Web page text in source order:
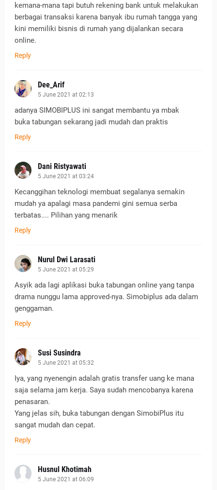
kemana-mana tapi butuh rekening bank untuk melakukan
berbagai transaksi karena banyak ibu rumah tangga yang
kini memiliki bisnis di rumah yang dijalankan secara
online.
Reply
Dee_Arif
5 June 2021 at 02:13
adanya SIMOBIPLUS ini sangat membantu ya mbak
buka tabungan sekarang jadi mudah dan praktis
Reply
Dani Ristyawati
5 June 2021 at 03:24
Kecanggihan teknologi membuat segalanya semakin
mudah ya apalagi masa pandemi gini semua serba
terbatas.... Pilihan yang menarik
Reply
Nurul Dwi Larasati
5 June 2021 at 05:29
Asyik ada lagi aplikasi buka tabungan online yang tanpa
drama nunggu lama approved-nya. Simobiplus ada dalam
genggaman.
Reply
Susi Susindra
5 June 2021 at 05:32
Iya, yang nyenengin adalah gratis transfer uang ke mana
saja selama jam kerja. Saya sudah mencobanya karena
penasaran.
Yang jelas sih, buka tabungan dengan SimobiPlus itu
sangat mudah dan cepat.
Reply
Husnul Khotimah
5 June 2021 at 06:09